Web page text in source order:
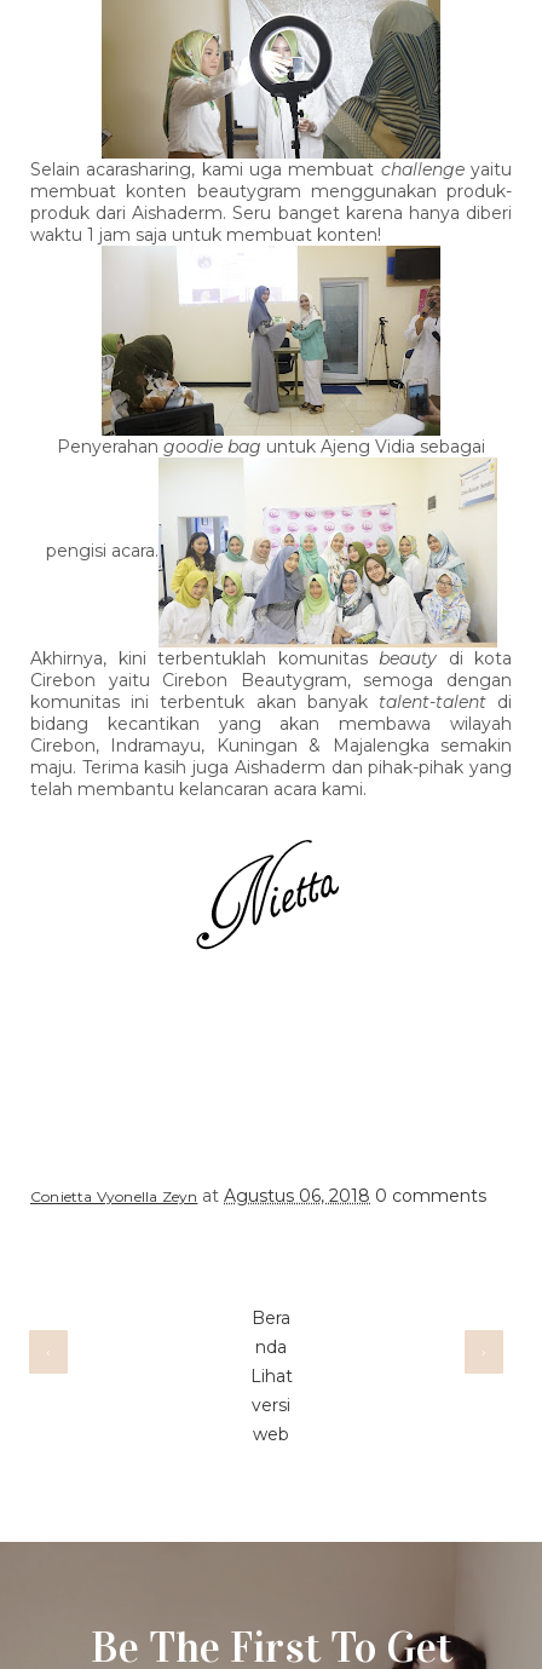
Selain acarasharing, kami uga membuat challengeyaitu
membuat konten beautygram menggunakan produk-
produk dari Aishaderm. Seru banget karena hanya diberi
waktu 1 jam saja untuk membuat konten!
Penyerahan goodie bag untuk Ajeng Vidia sebagai
pengisi acara.
Akhirnya, kini terbentuklah komunitas beauty di kota
Cirebon yaitu Cirebon Beautygram, semoga dengan
komunitas ini terbentuk akan banyak talent-talentdi
bidang kecantikan yang akan membawa wilayah
Cirebon, Indramayu, Kuningan & Majalengka semakin
maju. Terima kasih juga Aishaderm dan pihak-pihak yang
telah membantu kelancaran acara kami.
Conietta Vyonella Zeyn atAgustus 06, 2018 0 comments
‹ ›
Bera
nda
Lihat
versi
web
Be The First To Get